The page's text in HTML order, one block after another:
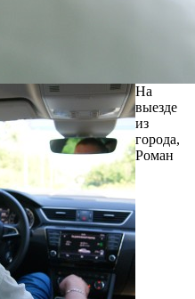
На
выезде
из
города,
Роман